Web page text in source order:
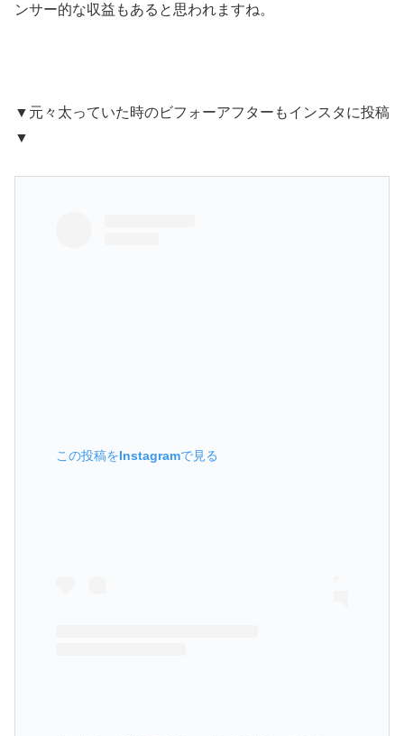
ンサー的な収益もあると思われますね。
▼元々太っていた時のビフォーアフターもインスタに投稿
▼
この投稿をInstagramで見る